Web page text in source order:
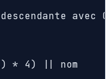
avec
* 4) || nom